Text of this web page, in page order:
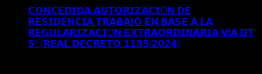
𝗖𝗢𝗡𝗖𝗘𝗗𝗜𝗗𝗔 𝗔𝗨𝗧𝗢𝗥𝗜𝗭𝗔𝗖𝗜Ó𝗡 𝗗𝗘
𝗥𝗘𝗦𝗜𝗗𝗘𝗡𝗖𝗜𝗔 𝗧𝗥𝗔𝗕𝗔𝗝𝗢 𝗘𝗡 𝗕𝗔𝗦𝗘 𝗔 𝗟𝗔
𝗥𝗘𝗚𝗨𝗟𝗔𝗥𝗜𝗭𝗔𝗖𝗜Ó𝗡 𝗘𝗫𝗧𝗥𝗔𝗢𝗥𝗗𝗜𝗡𝗔𝗥𝗜𝗔 𝗩Í𝗔 𝗗𝗧
𝟱ª (𝗥𝗘𝗔𝗟 𝗗𝗘𝗖𝗥𝗘𝗧𝗢 𝟭𝟭𝟱𝟱/𝟮𝟬𝟮𝟰)